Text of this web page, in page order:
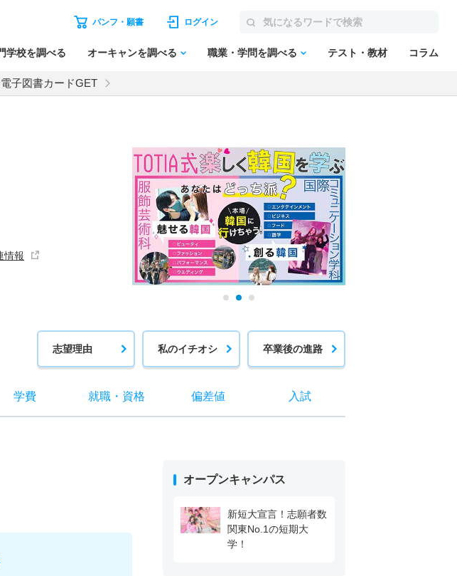
パンフ・願書 ログイン
学校を調べる オーキャンを調べる 職業・学問を調べる テスト・教材 コラム
子図書カードGET
情報
志望理由 私のイチオシ 卒業後の進路
学費 就職・ 資格 偏差値 入試
オープンキャンパス
新短大宣言！志願者数
関東No.1の短期大
学！